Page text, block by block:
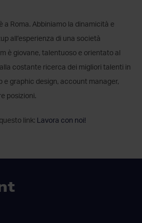
a Roma. Abbiniamo la dinamicità e
all’esperienza di una società
è giovane, talentuoso e orientato al
costante ricerca dei migliori talenti in
e graphic design, account manager,
posizioni.
link: Lavora con noi!